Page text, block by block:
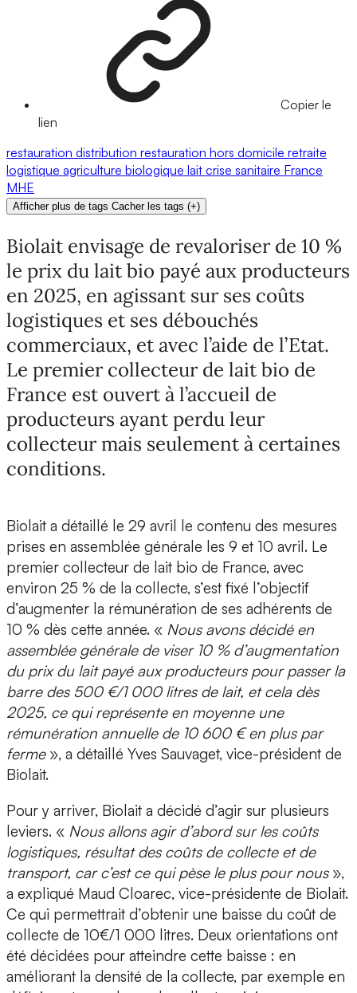
Copier le
lien
restauration distribution restauration hors domicile retraite
logistique agriculture biologique lait crise sanitaire France
MHE
Afficher plus de tags Cacher les tags (+)
Biolait envisage de revaloriser de 10 %
le prix du lait bio payé aux producteurs
en 2025, en agissant sur ses coûts
logistiques et ses débouchés
commerciaux, et avec l’aide de l’Etat.
Le premier collecteur de lait bio de
France est ouvert à l’accueil de
producteurs ayant perdu leur
collecteur mais seulement à certaines
conditions.
Biolait a détaillé le 29 avril le contenu des mesures
prises en assemblée générale les 9 et 10 avril. Le
premier collecteur de lait bio de France, avec
environ 25 % de la collecte, s’est fixé l’objectif
d’augmenter la rémunération de ses adhérents de
10 % dès cette année. « Nous avons décidé en
assemblée générale de viser 10 % d’augmentation
du prix du lait payé aux producteurs pour passer la
barre des 500 €/1 000 litres de lait, et cela dès
2025, ce qui représente en moyenne une
rémunération annuelle de 10 600 € en plus par
ferme», a détaillé Yves Sauvaget, vice-président de
Biolait.
Pour y arriver, Biolait a décidé d’agir sur plusieurs
leviers. « Nous allons agir d’abord sur les coûts
logistiques, résultat des coûts de collecte et de
transport, car c’est ce qui pèse le plus pour nous»,
a expliqué Maud Cloarec, vice-présidente de Biolait.
Ce qui permettrait d’obtenir une baisse du coût de
collecte de 10€/1 000 litres. Deux orientations ont
été décidées pour atteindre cette baisse : en
améliorant la densité de la collecte, par exemple en